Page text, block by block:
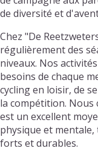
de diversité et
Chez "De
régulièrement des
niveaux. Nos
besoins de chaque
cycling en loisir, de
la compétition. Nous
est un excellent
physique et
forts et durables.